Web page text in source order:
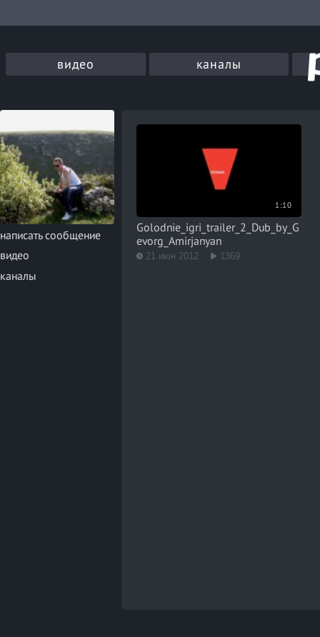
видео каналы
написать сообщение
видео
каналы
1:10
Golodnie_igri_trailer_2_Dub_by_G
evorg_Amirjanyan
21 июн 2012 1369